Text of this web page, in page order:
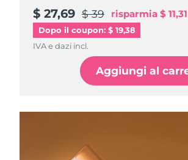
$ 27,69 $ 39 risparmia $ 11,31
Dopo il coupon: $ 19,38
IVA e dazi incl.
Aggiungi al
$ 27,69 $ 39 risparmia $ 11,31
IVA e dazi incl.
Aggiungi al